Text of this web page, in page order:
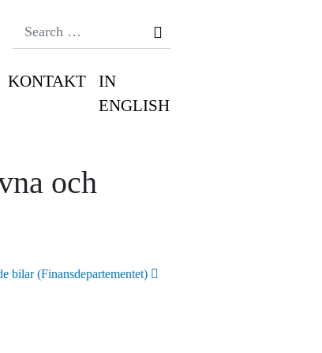
KONTAKT
IN
ENGLISH
och
bilar (Finansdepartementet)